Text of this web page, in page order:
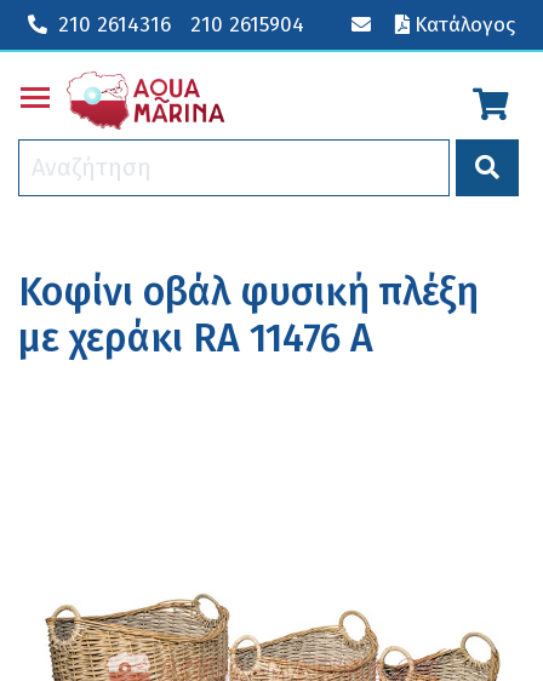
210 2614316 210 2615904 Κατάλογος
Toggle main menu visibility
Κοφίνι οβάλ φυσική πλέξη
με χεράκι RA 11476 A